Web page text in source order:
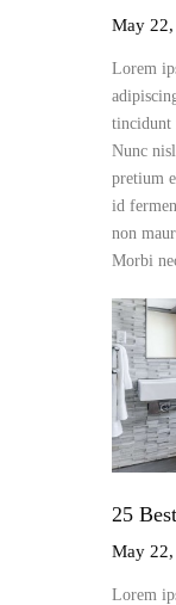
May
Lorem
tincidunt
Nunc
pretium
id
non
Morbi
25
May
Lorem